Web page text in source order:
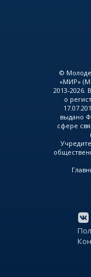
©
«МИР»
2013-2026.
о
выдано
сфере